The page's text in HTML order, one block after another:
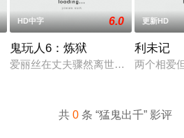
普突然仓皇登门，身后还跟着一个
HD中字 6.0
鬼玩人6：炼狱
爱丽丝在丈夫骤然离世后深陷悲痛，
更新HD
利未记
两个相爱
共0 条 “猛鬼出千” 影评